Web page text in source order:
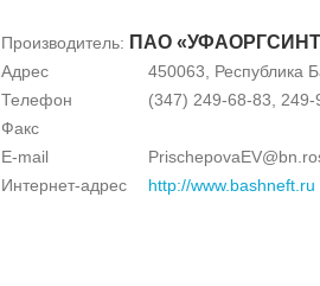
Производитель: ПАО
Адрес
450063, Республика
Телефон
(347) 249-68-83, 249-
Факс
E-mail
Интернет-адрес
http://www.bashneft.ru